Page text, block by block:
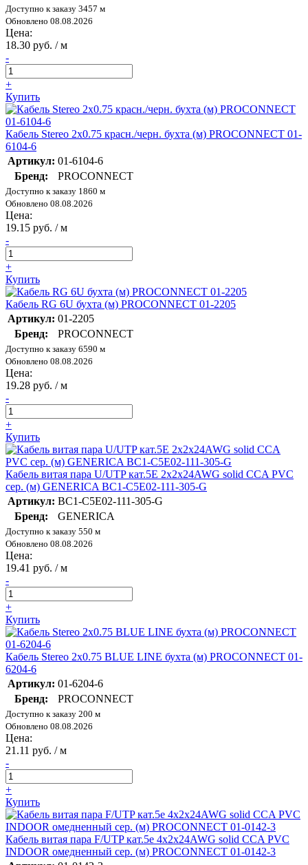
Доступно к заказу 3457 м
Обновлено 08.08.2026
Цена:
18.30 руб. / м
-
+
Купить
Кабель Stereo 2х0.75 красн./черн. бухта (м) PROCONNECT 01-
6104-6
Артикул: 01-6104-6
Бренд:
PROCONNECT
Доступно к заказу 1860 м
Обновлено 08.08.2026
Цена:
19.15 руб. / м
-
+
Купить
Кабель RG 6U бухта (м) PROCONNECT 01-2205
Артикул: 01-2205
Бренд:
PROCONNECT
Доступно к заказу 6590 м
Обновлено 08.08.2026
Цена:
19.28 руб. / м
-
+
Купить
Кабель витая пара U/UTP кат.5E 2х2х24AWG solid CCA PVC
сер. (м) GENERICA BC1-C5E02-111-305-G
Артикул: BC1-C5E02-111-305-G
Бренд:
GENERICA
Доступно к заказу 550 м
Обновлено 08.08.2026
Цена:
19.41 руб. / м
-
+
Купить
Кабель Stereo 2х0.75 BLUE LINE бухта (м) PROCONNECT 01-
6204-6
Артикул: 01-6204-6
Бренд:
PROCONNECT
Доступно к заказу 200 м
Обновлено 08.08.2026
Цена:
21.11 руб. / м
-
+
Купить
Кабель витая пара F/UTP кат.5e 4х2х24AWG solid CCA PVC
INDOOR омедненный сер. (м) PROCONNECT 01-0142-3